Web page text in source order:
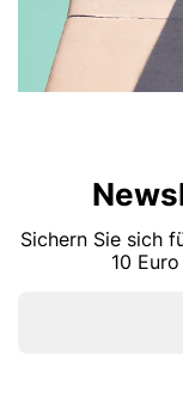
Sichern Sie sich
10